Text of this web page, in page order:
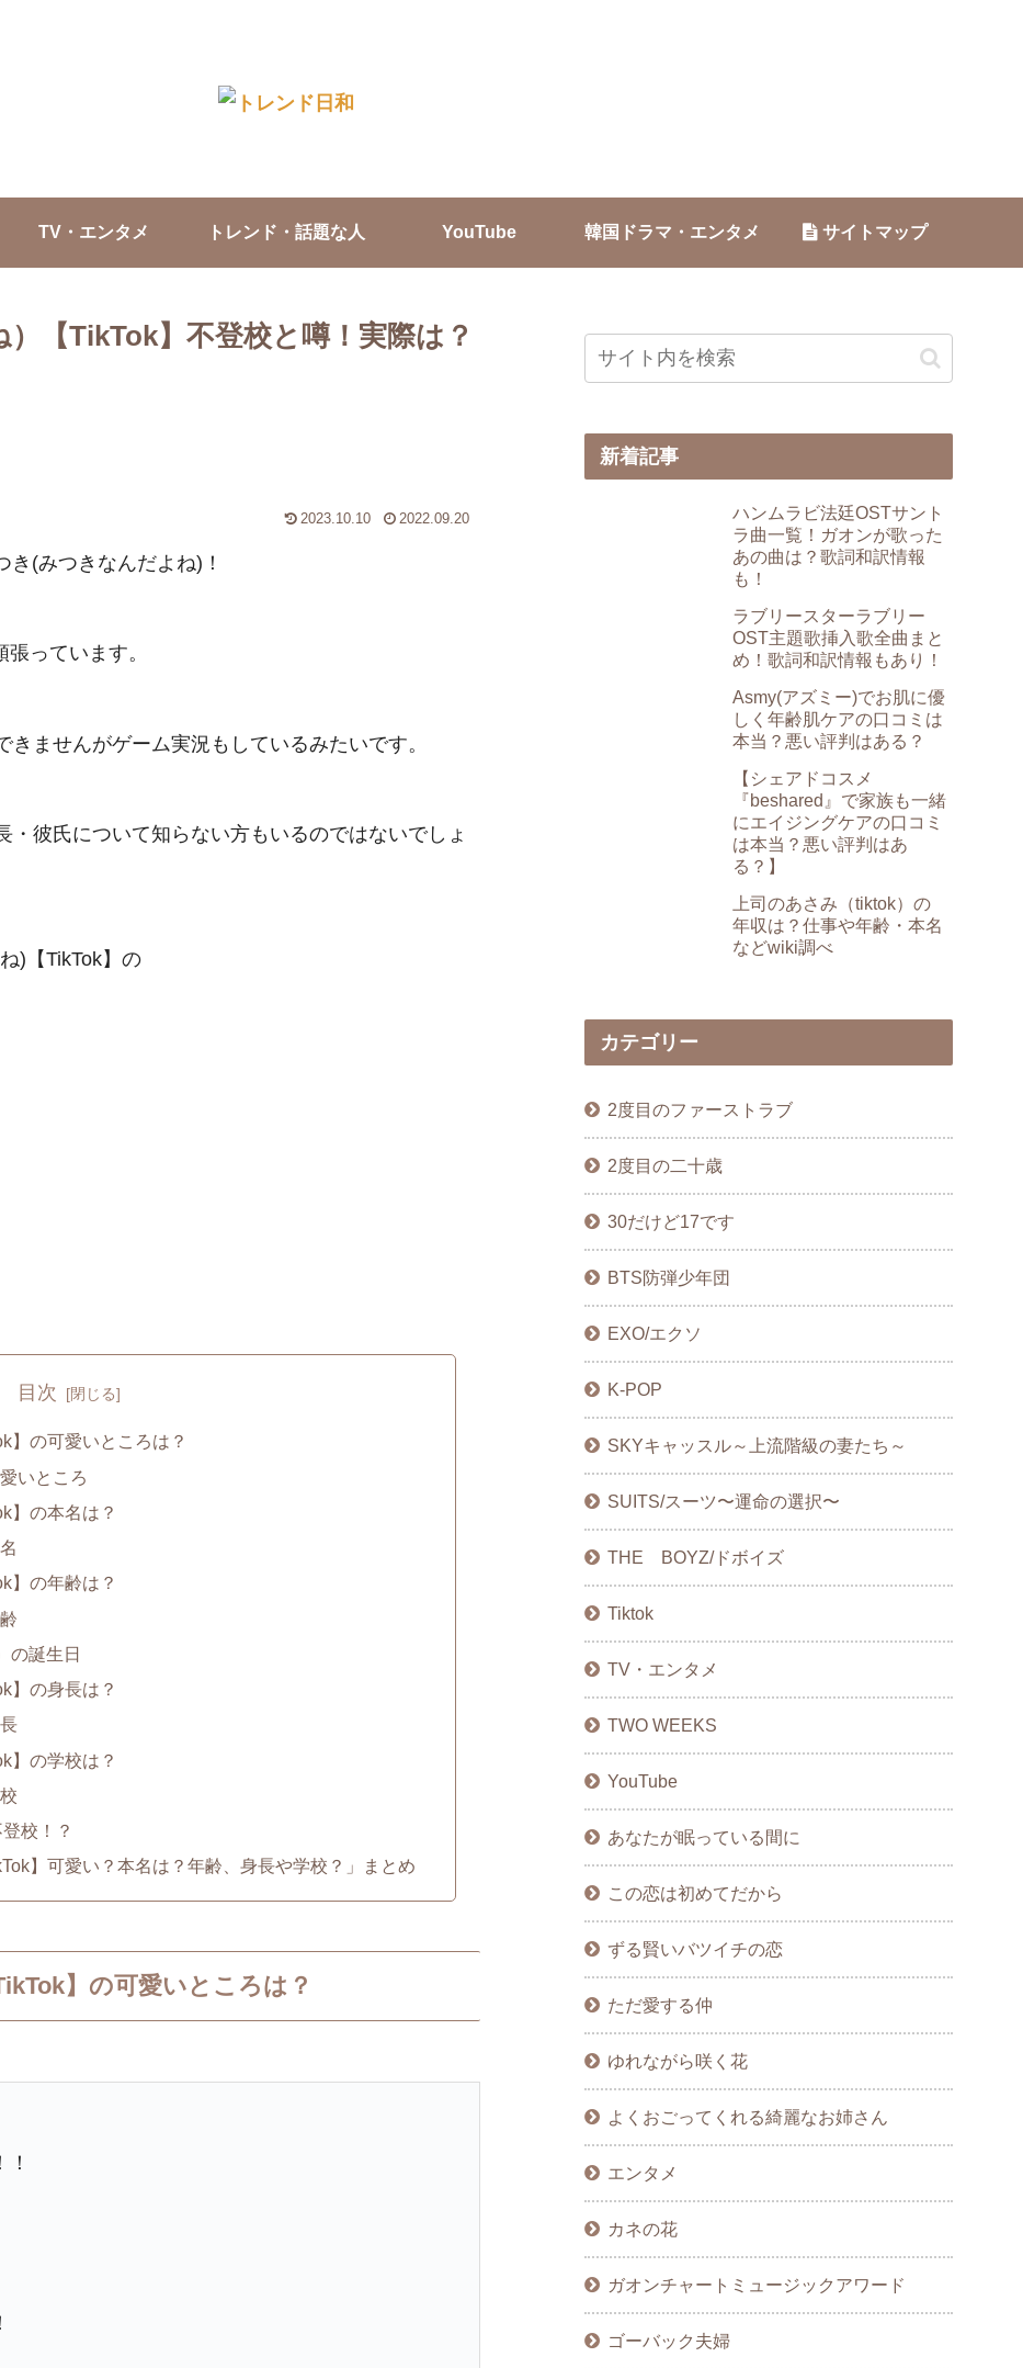
TV・エンタメ トレンド・話題な人 YouTube 韓国ドラマ・エンタメ サイトマップ
【TikTok】不登校と噂！実際は？
2023.10.10 2022.09.20
(みつきなんだよね)！
っています。
ませんがゲーム実況もしているみたいです。
彼氏について知らない方もいるのではないでしょ
)【TikTok】の
目次
】の可愛いところは？
いところ
】の本名は？
】の年齢は？
の誕生日
】の身長は？
】の学校は？
校！？
】可愛い？本名は？年齢、身長や学校？」まとめ
】の可愛いところは？
新着記事
ハンムラビ法廷OSTサント
ラ曲一覧！ガオンが歌った
あの曲は？歌詞和訳情報
も！
ラブリースターラブリー
OST主題歌挿入歌全曲まと
め！歌詞和訳情報もあり！
Asmy(アズミー)でお肌に優
しく年齢肌ケアの口コミは
本当？悪い評判はある？
【シェアドコスメ
『beshared』で家族も一緒
にエイジングケアの口コミ
は本当？悪い評判はあ
る？】
上司のあさみ（tiktok）の
年収は？仕事や年齢・本名
などwiki調べ
カテゴリー
2度目のファーストラブ
2度目の二十歳
30だけど17です
BTS防弾少年団
EXO/エクソ
K-POP
SKYキャッスル～上流階級の妻たち～
SUITS/スーツ〜運命の選択〜
THE BOYZ/ドボイズ
Tiktok
TV・エンタメ
TWO WEEKS
YouTube
あなたが眠っている間に
この恋は初めてだから
ずる賢いバツイチの恋
ただ愛する仲
ゆれながら咲く花
よくおごってくれる綺麗なお姉さん
エンタメ
カネの花
ガオンチャートミュージックアワード
ゴーバック夫婦